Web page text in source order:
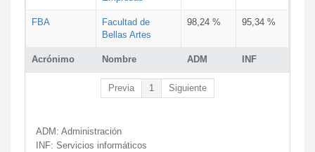
Acrónimo Nombre ADM INF
FBA
Facultad de
Bellas Artes
98,24 % 95,34 %
Previa 1 Siguiente
ADM: Administración
INF: Servicios informáticos